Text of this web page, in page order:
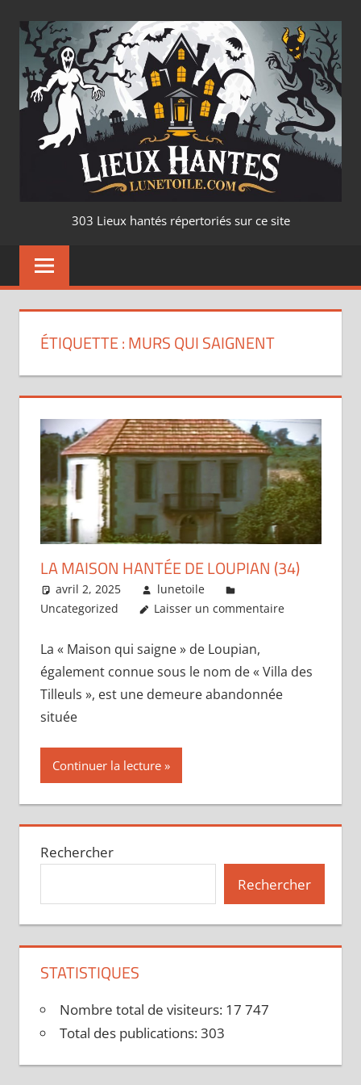
contenu
LIEUX
–
303 Lieux hantés répertoriés sur ce site
ÉTIQUETTE :MURS QUI SAIGNENT
LA MAISON HANTÉE DE LOUPIAN (34)
avril 2, 2025
lunetoile
Uncategorized
Laisser un commentaire
​La « Maison qui saigne » de Loupian,
également connue sous le nom de « Villa des
Tilleuls », est une demeure abandonnée
située
Continuer la lecture
Rechercher
Rechercher
STATISTIQUES
Nombre total de visiteurs: 17 747
Total des publications:303